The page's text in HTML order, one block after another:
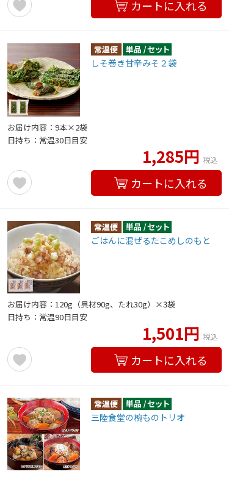
カートに入れる
しそ巻き甘辛みそ２袋
お届け内容：9本×2袋
日持ち：常温30日目安
1,285円 税込
カートに入れる
ごはんに混ぜるたこめしのもと
お届け内容：120g（具材90g、たれ30g）×3袋
日持ち：常温90日目安
1,501円 税込
カートに入れる
三陸食堂の椀ものトリオ